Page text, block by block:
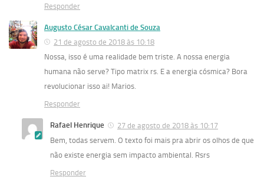
Responder
Augusto César Cavalcanti de Souza
21 de agosto de 2018 às 10:18
Nossa, isso é uma realidade bem triste. A nossa energia
humana não serve? Tipo matrix rs. E a energia cósmica? Bora
revolucionar isso ai! Marios.
Responder
Rafael Henrique
27 de agosto de 2018 às 10:17
Bem, todas servem. O texto foi mais pra abrir os olhos de que
não existe energia sem impacto ambiental. Rsrs
Responder